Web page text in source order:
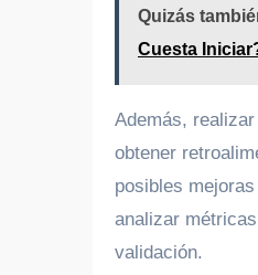
Quizás
Cuesta
Además,
obtener
posibles
analizar
validación.